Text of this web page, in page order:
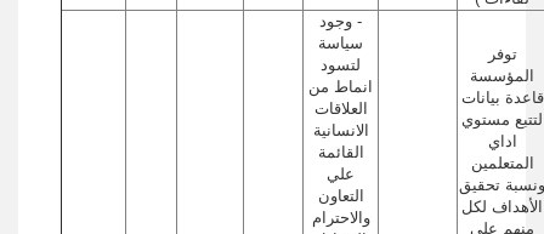
توفر
المؤسسة
قاعدة بيانات
لتتبع مستوي
اداي
المتعلمين
ونسبة تحقيق
الأهداف لكل
منهم علي
- وجود
سياسة
لتسود
انماط من
العلاقات
الانسانية
القائمة
علي
التعاون
والاحترام